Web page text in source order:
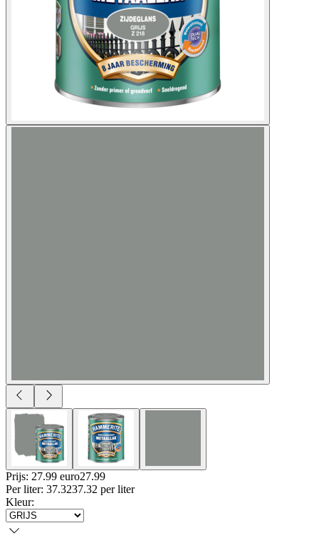
Prijs: 27.99 euro27.99
Per liter: 37.3237.32 per liter
Kleur: